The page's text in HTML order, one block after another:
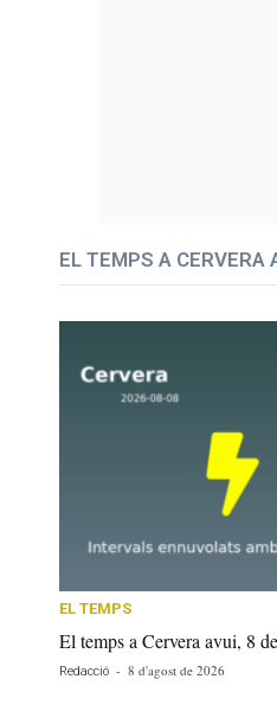
EL TEMPS A CERVERA
EL TEMPS
El temps a Cervera avui, 8
Redacció - 8 d'agost de 2026